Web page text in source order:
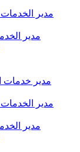
مدير
مدير
مدير خدمات
مدير
مدير